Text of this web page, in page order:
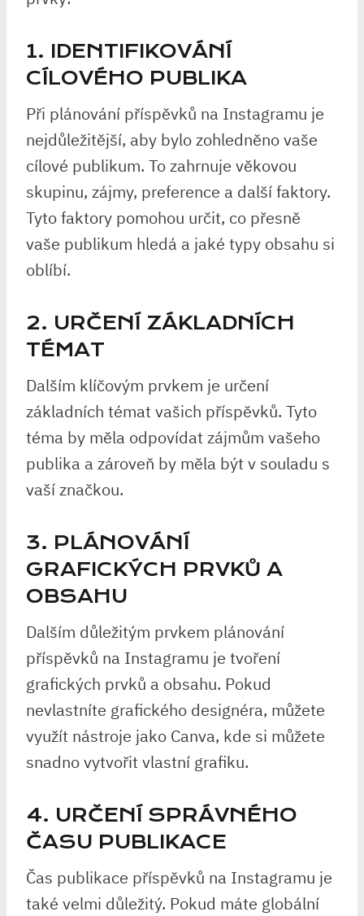
1. IDENTIFIKOVÁNÍ
CÍLOVÉHO PUBLIKA
Při plánování příspěvků na Instagramu je
nejdůležitější, aby bylo zohledněno vaše
cílové publikum. To zahrnuje věkovou
skupinu, zájmy, preference a další faktory.
Tyto faktory pomohou určit, co přesně
vaše publikum hledá a jaké typy obsahu si
oblíbí.
2. URČENÍ ZÁKLADNÍCH
TÉMAT
Dalším klíčovým prvkem je určení
základních témat vašich příspěvků. Tyto
téma by měla odpovídat zájmům vašeho
publika a zároveň by měla být v souladu s
vaší značkou.
3. PLÁNOVÁNÍ
GRAFICKÝCH PRVKŮ A
OBSAHU
Dalším důležitým prvkem plánování
příspěvků na Instagramu je tvoření
grafických prvků a obsahu. Pokud
nevlastníte grafického designéra, můžete
využít nástroje jako Canva, kde si můžete
snadno vytvořit vlastní grafiku.
4. URČENÍ SPRÁVNÉHO
ČASU PUBLIKACE
Čas publikace příspěvků na Instagramu je
také velmi důležitý. Pokud máte globální